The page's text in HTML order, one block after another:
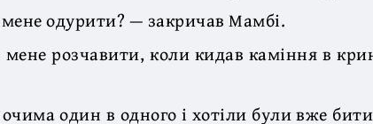
одурити? — закричав Мамбі.
розчавити, коли кидав каміння в
один в одного і хотіли були вже